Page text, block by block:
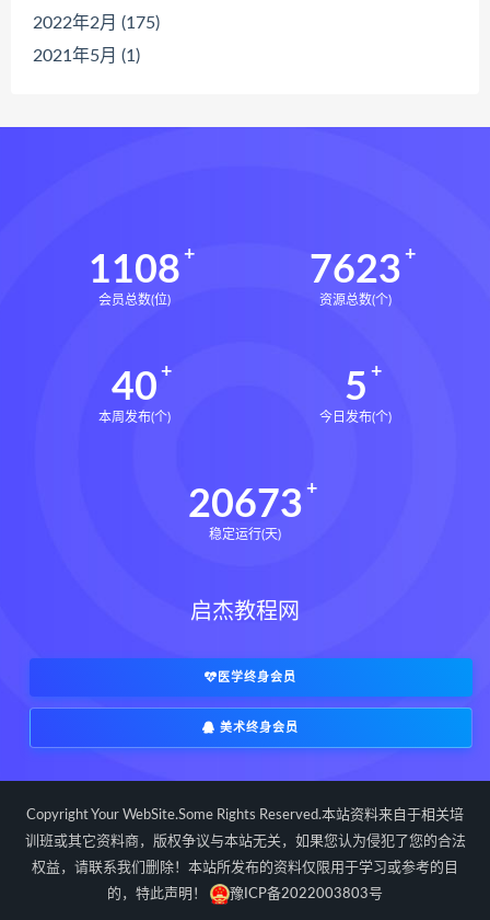
2022年2月 (175)
2021年5月 (1)
1108
会员总数(位)
7623
资源总数(个)
40
本周发布(个)
5
今日发布(个)
20673
稳定运行(天)
启杰教程网
医学终身会员
美术终身会员
Copyright Your WebSite.Some Rights Reserved.本站资料来自于相关培
训班或其它资料商，版权争议与本站无关，如果您认为侵犯了您的合法
权益，请联系我们删除！本站所发布的资料仅限用于学习或参考的目
的，特此声明！
豫ICP备2022003803号